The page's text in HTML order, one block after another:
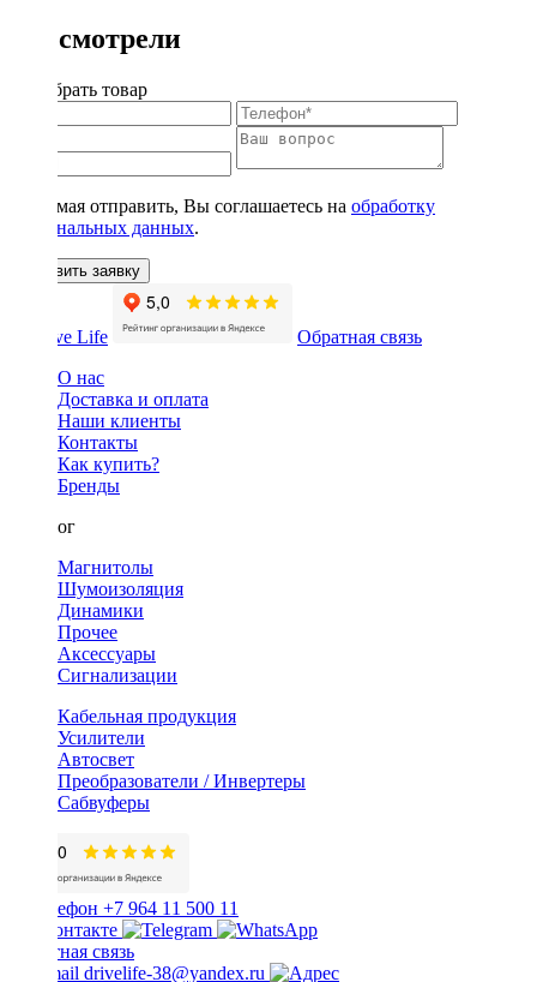
Вы смотрели
Подобрать товар
Нажимая отправить, Вы соглашаетесь на обработку
персональных данных.
Оставить заявку
Обратная связь
О нас
Доставка и оплата
Наши клиенты
Контакты
Как купить?
Бренды
Каталог
Магнитолы
Шумоизоляция
Динамики
Прочее
Аксессуары
Сигнализации
Кабельная продукция
Усилители
Автосвет
Преобразователи / Инвертеры
Сабвуферы
+7 964 11 500 11
Обратная связь
drivelife-38@yandex.ru